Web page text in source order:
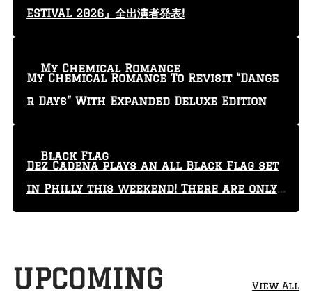
ESTIVAL 2026』全出演者発表!
My Chemical Romance To Revisit “Dange
r Days” With Expanded Deluxe Edition
My Chemical Romance
Dez Cadena plays an all Black Flag set
in Philly this weekend! There are only
29 tickets left!
Black Flag
UPCOMING View All